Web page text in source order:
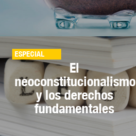
ESPECIAL
El
neoconstitucionalismo
y los derechos
fundamentales